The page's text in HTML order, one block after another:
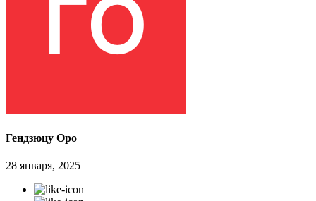
Гендзюцу Оро
28 января, 2025